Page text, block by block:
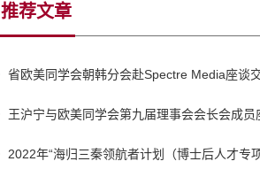
推荐文章
省欧美同学会朝韩分会赴Spectre Media座谈
王沪宁与欧美同学会第九届理事会会长会成员
2022年“海归三秦领航者计划（博士后人才专